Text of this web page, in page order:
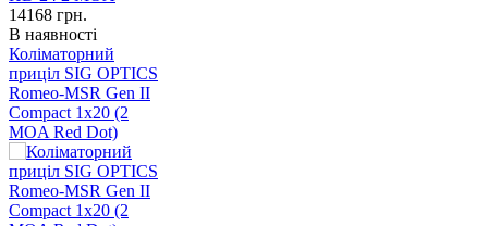
14168 грн.
В наявності
Коліматорний
приціл SIG OPTICS
Romeo-MSR Gen II
Compact 1x20 (2
MOA Red Dot)